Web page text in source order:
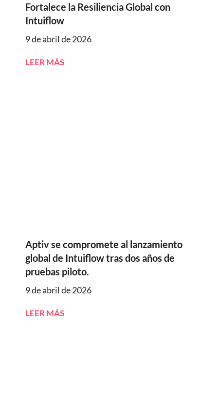
Fortalece la Resiliencia Global con
Intuiflow
9 de abril de 2026
LEER MÁS
Aptiv se compromete al lanzamiento
global de Intuiflow tras dos años de
pruebas piloto.
9 de abril de 2026
LEER MÁS